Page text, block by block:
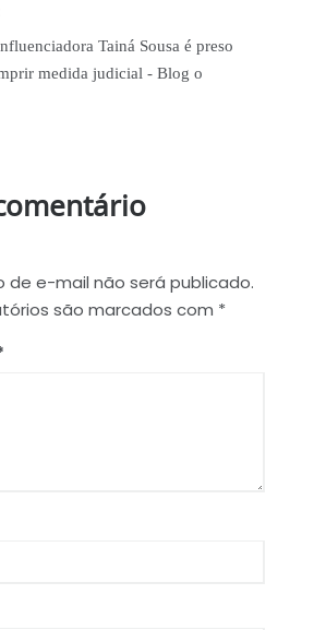
Tainá Sousa é preso
medida judicial - Blog o
de e-mail não será publicado.
são marcados com *